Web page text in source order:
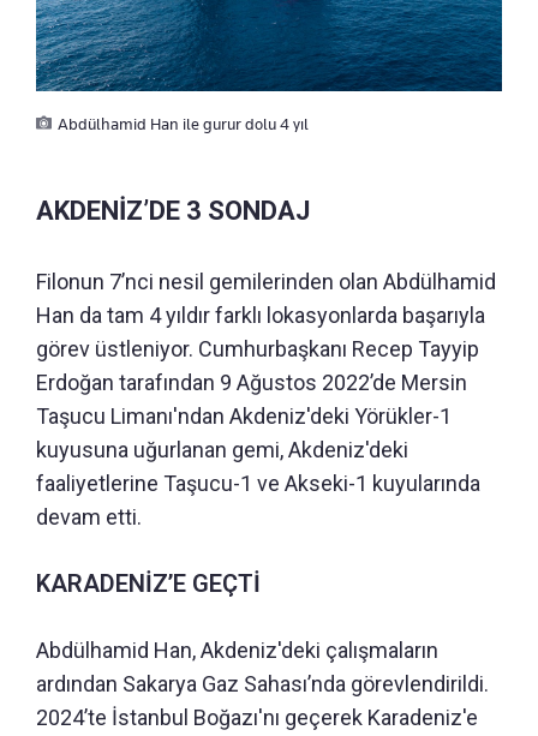
Abdülhamid Han ile gurur dolu 4 yıl
AKDENİZ’DE 3 SONDAJ
Filonun 7’nci nesil gemilerinden olan Abdülhamid
Han da tam 4 yıldır farklı lokasyonlarda başarıyla
görev üstleniyor. Cumhurbaşkanı Recep Tayyip
Erdoğan tarafından 9 Ağustos 2022’de Mersin
Taşucu Limanı'ndan Akdeniz'deki Yörükler-1
kuyusuna uğurlanan gemi, Akdeniz'deki
faaliyetlerine Taşucu-1 ve Akseki-1 kuyularında
devam etti.
KARADENİZ’E GEÇTİ
Abdülhamid Han, Akdeniz'deki çalışmaların
ardından Sakarya Gaz Sahası’nda görevlendirildi.
2024’te İstanbul Boğazı'nı geçerek Karadeniz'e